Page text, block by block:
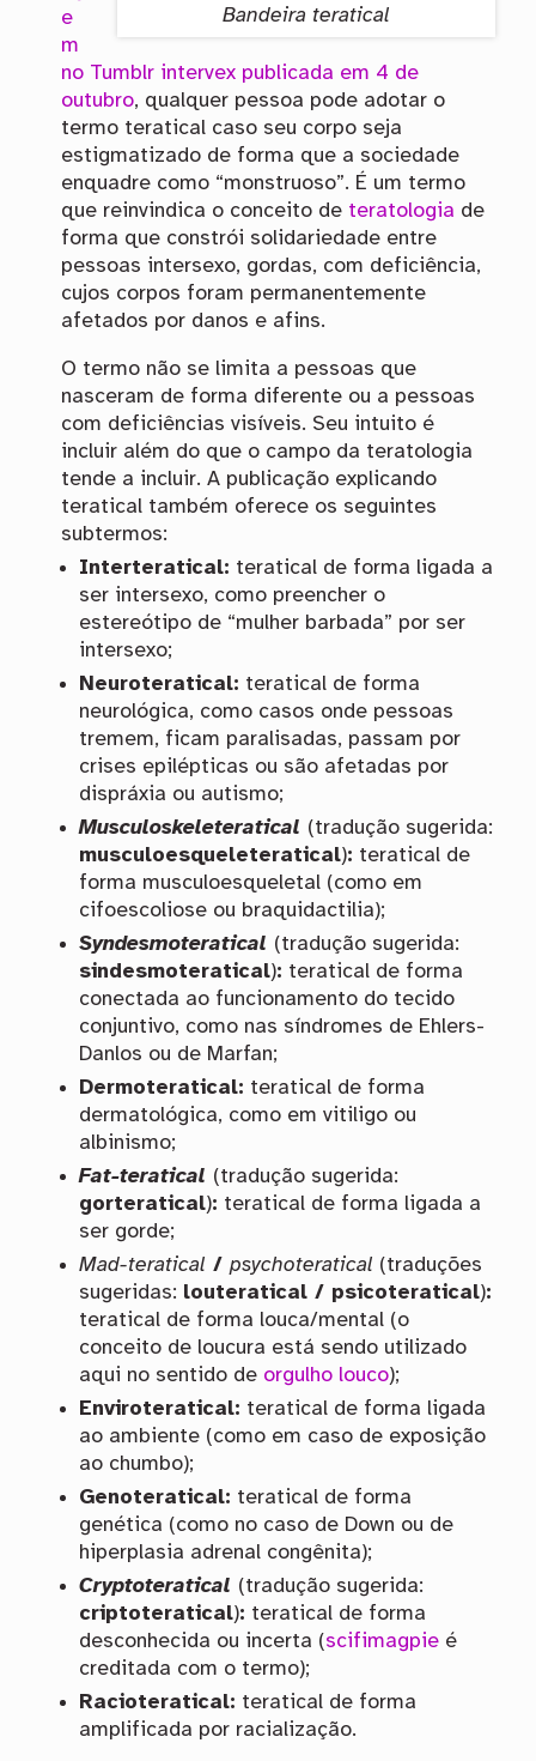
Bandeira teratical
e
m
no Tumblr intervex publicada em 4 de
outubro, qualquer pessoa pode adotar o
termo teratical caso seu corpo seja
estigmatizado de forma que a sociedade
enquadre como “monstruoso”. É um termo
que reinvindica o conceito de teratologia de
forma que constrói solidariedade entre
pessoas intersexo, gordas, com deficiência,
cujos corpos foram permanentemente
afetados por danos e afins.
O termo não se limita a pessoas que
nasceram de forma diferente ou a pessoas
com deficiências visíveis. Seu intuito é
incluir além do que o campo da teratologia
tende a incluir. A publicação explicando
teratical também oferece os seguintes
subtermos:
Interteratical: teratical de forma ligada a
ser intersexo, como preencher o
estereótipo de “mulher barbada” por ser
intersexo;
Neuroteratical: teratical de forma
neurológica, como casos onde pessoas
tremem, ficam paralisadas, passam por
crises epilépticas ou são afetadas por
dispráxia ou autismo;
Musculoskeleteratical (tradução sugerida:
musculoesqueleteratical): teratical de
forma musculoesqueletal (como em
cifoescoliose ou braquidactilia);
Syndesmoteratical (tradução sugerida:
sindesmoteratical): teratical de forma
conectada ao funcionamento do tecido
conjuntivo, como nas síndromes de Ehlers-
Danlos ou de Marfan;
Dermoteratical: teratical de forma
dermatológica, como em vitiligo ou
albinismo;
Fat-teratical (tradução sugerida:
gorteratical): teratical de forma ligada a
ser gorde;
Mad-teratical / psychoteratical (traduções
sugeridas: louteratical / psicoteratical):
teratical de forma louca/mental (o
conceito de loucura está sendo utilizado
aqui no sentido de orgulho louco);
Enviroteratical: teratical de forma ligada
ao ambiente (como em caso de exposição
ao chumbo);
Genoteratical: teratical de forma
genética (como no caso de Down ou de
hiperplasia adrenal congênita);
Cryptoteratical (tradução sugerida:
criptoteratical): teratical de forma
desconhecida ou incerta (scifimagpieé
creditada com o termo);
Racioteratical: teratical de forma
amplificada por racialização.